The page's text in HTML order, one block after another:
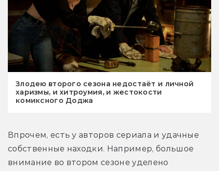
Злодею второго сезона недостаёт и личной
харизмы, и хитроумия, и жестокости
комиксного Доджа
Впрочем, есть у авторов сериала и удачные
собственные находки. Например, большое
внимание во втором сезоне уделено